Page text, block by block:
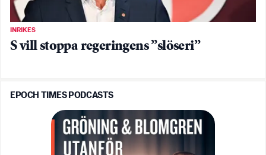
INRIKES
S vill stoppa regeringens ”slöseri”
EPOCH TIMES PODCASTS